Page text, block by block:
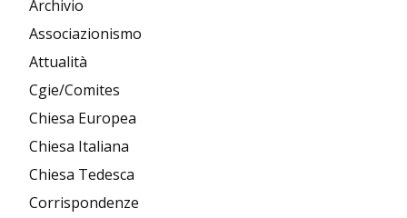
Archivio
Associazionismo
Attualità
Cgie/Comites
Chiesa Europea
Chiesa Italiana
Chiesa Tedesca
Corrispondenze